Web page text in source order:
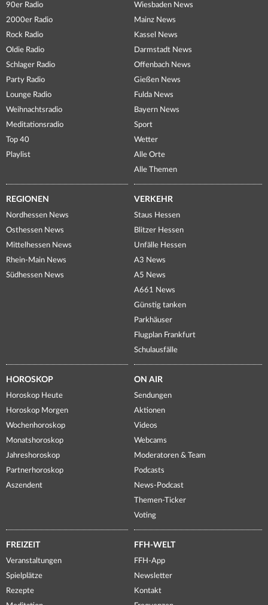
90er Radio
2000er Radio
Rock Radio
Oldie Radio
Schlager Radio
Party Radio
Lounge Radio
Weihnachtsradio
Meditationsradio
Top 40
Playlist
Wiesbaden News
Mainz News
Kassel News
Darmstadt News
Offenbach News
Gießen News
Fulda News
Bayern News
Sport
Wetter
Alle Orte
Alle Themen
REGIONEN
Nordhessen News
Osthessen News
Mittelhessen News
Rhein-Main News
Südhessen News
VERKEHR
Staus Hessen
Blitzer Hessen
Unfälle Hessen
A3 News
A5 News
A661 News
Günstig tanken
Parkhäuser
Flugplan Frankfurt
Schulausfälle
HOROSKOP
Horoskop Heute
Horoskop Morgen
Wochenhoroskop
Monatshoroskop
Jahreshoroskop
Partnerhoroskop
Aszendent
ON AIR
Sendungen
Aktionen
Videos
Webcams
Moderatoren & Team
Podcasts
News-Podcast
Themen-Ticker
Voting
FREIZEIT
Veranstaltungen
Spielplätze
Rezepte
FFH-WELT
FFH-App
Newsletter
Kontakt